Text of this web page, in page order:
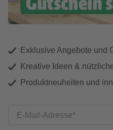
Exklusive Angebote und
Kreative Ideen &
Produktneuheiten und
E-Mail-Adresse